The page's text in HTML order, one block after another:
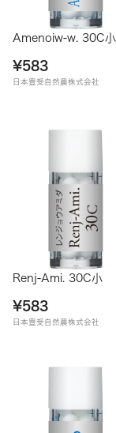
Amenoiw-w. 30C小
¥583
日本豊受自然農株式会社
Renj-Ami. 30C小
¥583
日本豊受自然農株式会社